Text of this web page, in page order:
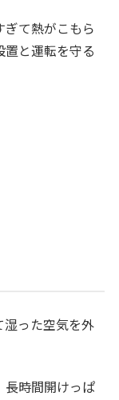
て熱がこもら
と運転を守る
った空気を外
長時間開けっぱ